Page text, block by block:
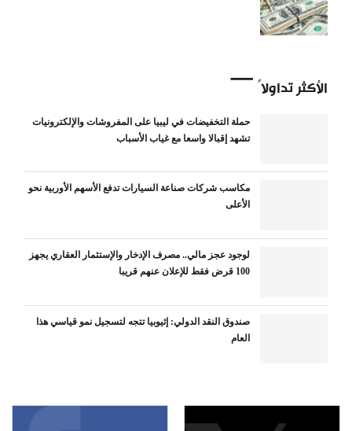
الأكثر تداولاً
حملة التخفيضات في ليبيا على المفروشات والإلكترونيات
تشهد إقبالا واسعا مع غياب الأسباب
مكاسب شركات صناعة السيارات تدفع الأسهم الأوربية نحو
الأعلى
لوجود عجز مالي.. مصرف الإدخار والإستثمار العقاري يجهز
100 قرض فقط للإعلان عنهم قريبا
صندوق النقد الدولي: إثيوبيا تتجه لتسجيل نمو قياسي هذا
العام